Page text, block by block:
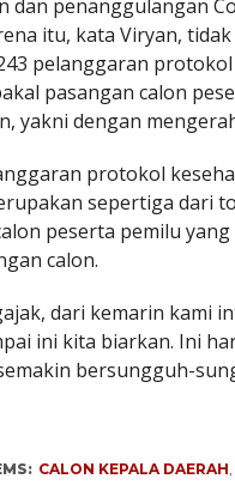
dan penanggulangan
itu, kata Viryan,
pelanggaran
pasangan calon
yakni dengan
protokol
sepertiga dari
peserta pemilu yang
calon.
dari kemarin kami
ini kita biarkan. Ini
bersungguh-
CALON KEPALA DAERAH,